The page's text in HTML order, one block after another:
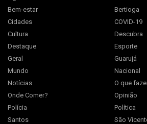
Bem-estar
Bertioga
Cidades
COVID-19
Cultura
Descubra
Destaque
Esporte
Geral
Guarujá
Mundo
Nacional
Notícias
O que
Onde Comer?
Opinião
Polícia
Política
Santos
São